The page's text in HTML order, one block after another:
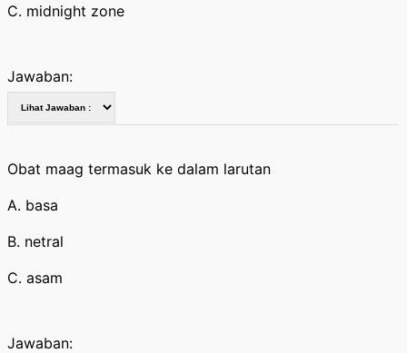
C. midnight zone
Jawaban:
Obat maag termasuk ke dalam larutan
A. basa
B. netral
C. asam
Jawaban: